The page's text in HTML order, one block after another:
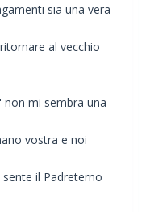
sia una vera
al vecchio
mi sembra una
vostra e noi
il Padreterno